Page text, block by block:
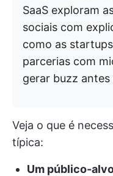
SaaS exploram
sociais com
como as
parcerias com
gerar buzz
Veja o que é
típica:
Um público-